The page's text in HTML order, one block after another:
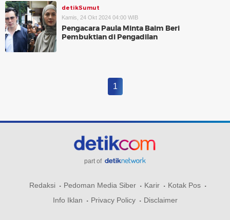
detikSumut
Kamis, 24 Okt 2024 04:00 WIB
Pengacara Paula Minta Baim Beri
Pembuktian di Pengadilan
1
part of
Redaksi Pedoman Media Siber Karir
Kotak Pos
Info Iklan
Privacy Policy Disclaimer